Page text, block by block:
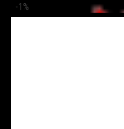
-1%